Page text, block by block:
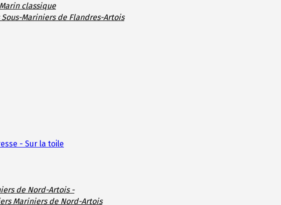
classique
Mariniers de Flandres-Artois
- Sur la toile
de Nord-Artois -
Mariniers de Nord-Artois